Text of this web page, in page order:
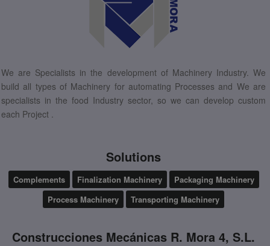
We are Specialists in the development of Machinery Industry. We
build all types of Machinery for automating Processes and We are
specialists in the food Industry sector, so we can develop custom
each Project .
Solutions
Complements Finalization Machinery
Packaging Machinery
Process Machinery
Transporting Machinery
Construcciones Mecánicas R. Mora 4, S.L.